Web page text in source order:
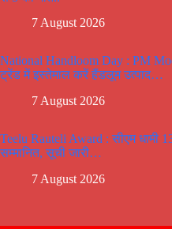
7 August 2026
National Handloom Day : PM
ट्रेंड में इस्तेमाल करें हैंडलूम उत्पाद…
7 August 2026
Teelu Rauteli Award : सीएम धामी
सम्मानित, सूची जारी…
7 August 2026